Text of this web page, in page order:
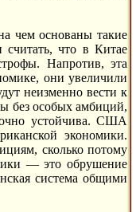
чем основаны такие
что в Китае
Напротив, эта
они увеличили
неизменно вести к
без особых амбиций,
устойчива. США
экономики.
сколько потому
— это обрушение
система общими